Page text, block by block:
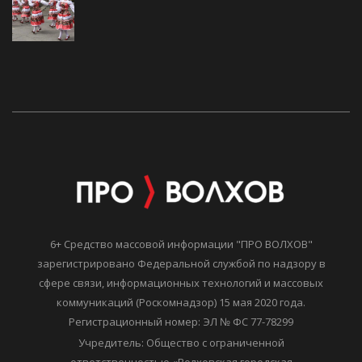
зарегистрировано Федеральной службой по надзору в
сфере связи, информационных технологий и массовых
коммуникаций (Роскомнадзор) 15 мая 2020 года.
Регистрационный номер: ЭЛ № ФС 77-78299
Учредитель: Общество с ограниченной
ответственностью «Волховская городская